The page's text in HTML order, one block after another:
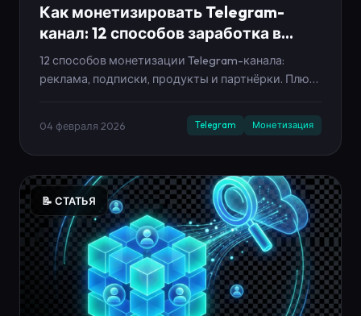
Как монетизировать Telegram-
канал: 12 способов заработка в
2026
12 способов монетизации Telegram-канала:
реклама, подписки, продукты и партнёрки. Плюс
04 февраля 2026 Telegram Монетизация
📝 СТАТЬЯ